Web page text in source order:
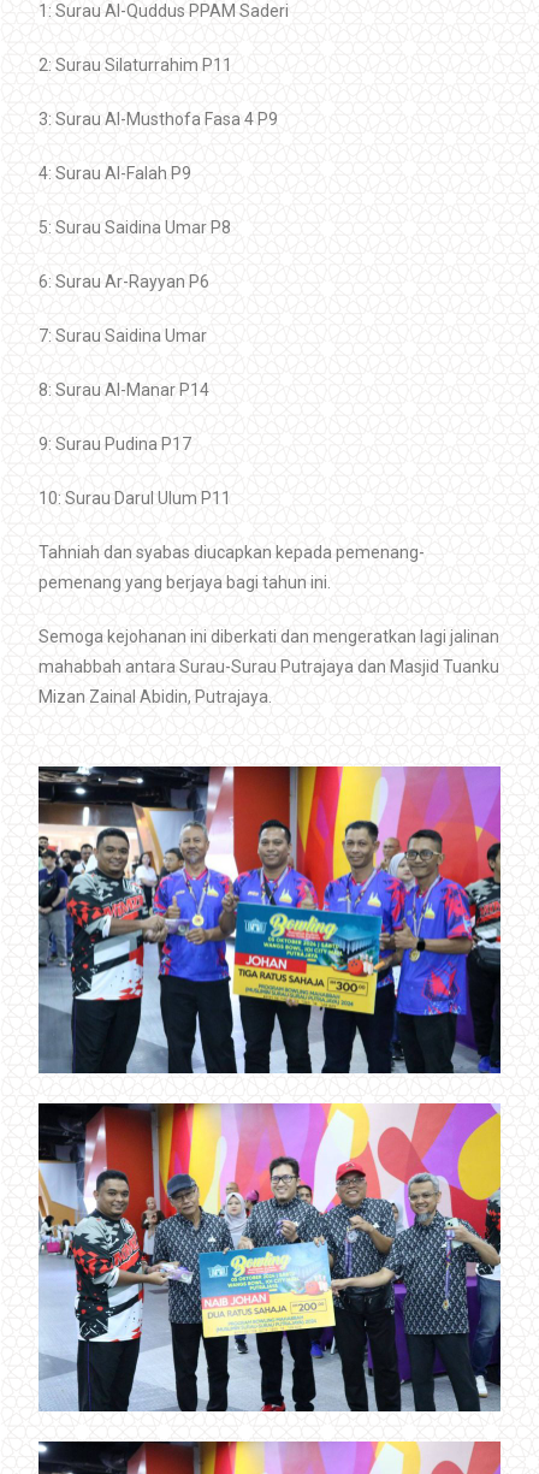
1: Surau Al-Quddus PPAM Saderi
2: Surau Silaturrahim P11
3: Surau Al-Musthofa Fasa 4 P9
4: Surau Al-Falah P9
5: Surau Saidina Umar P8
6: Surau Ar-Rayyan P6
7: Surau Saidina Umar
8: Surau Al-Manar P14
9: Surau Pudina P17
10: Surau Darul Ulum P11
Tahniah dan syabas diucapkan kepada pemenang-
pemenang yang berjaya bagi tahun ini.
Semoga kejohanan ini diberkati dan mengeratkan lagi jalinan
mahabbah antara Surau-Surau Putrajaya dan Masjid Tuanku
Mizan Zainal Abidin, Putrajaya.